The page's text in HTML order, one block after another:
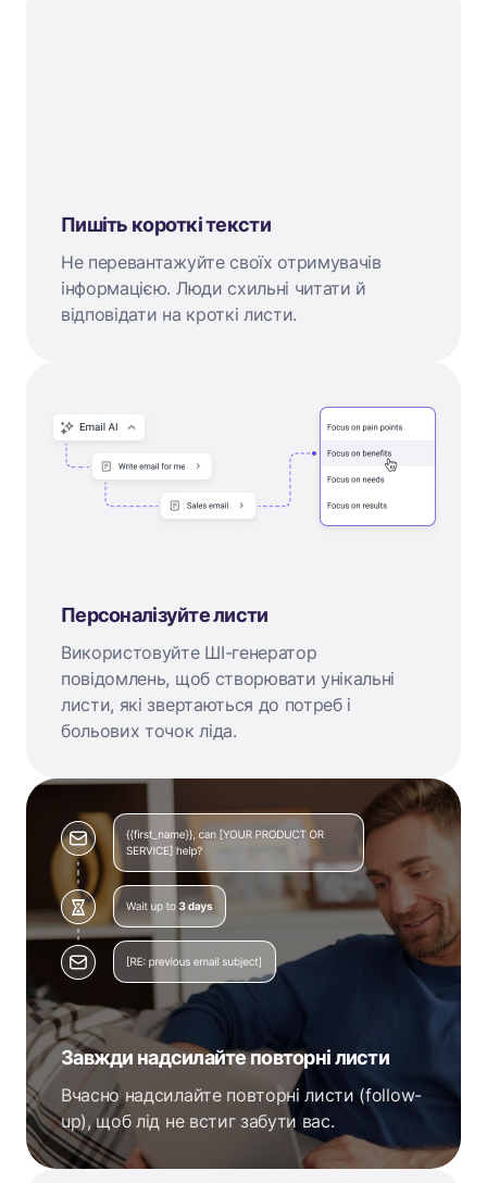
Пишіть короткі тексти
Не перевантажуйте своїх отримувачів
інформацією. Люди схильні читати й
відповідати на кроткі листи.
Персоналізуйте листи
Використовуйте ШІ-генератор
повідомлень, щоб створювати унікальні
листи, які звертаються до потреб і
больових точок ліда.
Завжди надсилайте повторні листи
Вчасно надсилайте повторні листи (follow-
up), щоб лід не встиг забути вас.